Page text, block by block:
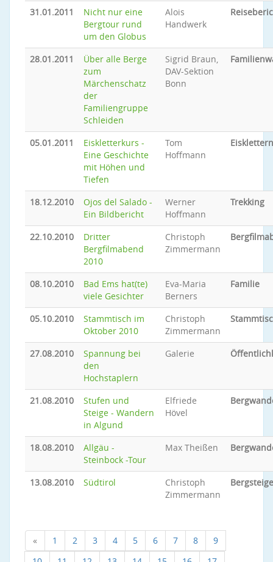
31.01.2011
Nicht nur eine
Bergtour rund
um den Globus
Alois
Handwerk
28.01.2011
Über alle Berge
zum
Märchenschatz
der
Familiengruppe
Schleiden
Sigrid Braun,
DAV-Sektion
Bonn
05.01.2011
Eiskletterkurs -
Eine Geschichte
mit Höhen und
Tiefen
Tom
Hoffmann
Eisklettern
18.12.2010
Ojos del Salado -
Ein Bildbericht
Werner
Hoffmann
Trekking
22.10.2010
Dritter
Bergfilmabend
2010
Christoph
Zimmermann
08.10.2010
Bad Ems hat(te)
viele Gesichter
Eva-Maria
Berners
Familie
05.10.2010
Stammtisch im
Oktober 2010
Christoph
Zimmermann
27.08.2010
Spannung bei
den
Hochstaplern
Galerie
21.08.2010
Stufen und
Steige - Wandern
in Algund
Elfriede
Hövel
18.08.2010
Allgäu -
Steinbock -Tour
Max Theißen
13.08.2010 Südtirol
Christoph
Zimmermann
« 1 2 3 4 5 6 7 8
9